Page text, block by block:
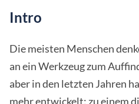
Intro
Die meisten Menschen
an ein Werkzeug zum
aber in den letzten Jahren
mehr entwickelt: zu einem